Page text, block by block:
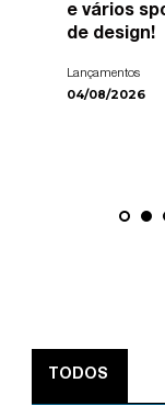
e vários
de design!
Lançamentos
04/08/2026
TODOS